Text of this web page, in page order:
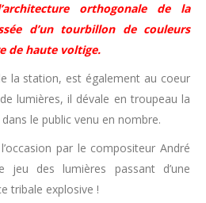
orthogonale de la
d’un tourbillon de couleurs
de haute voltige.
la station, est également au coeur
lumières, il dévale en troupeau la
le public venu en nombre.
par le compositeur André
jeu des lumières passant d’une
tribale explosive !